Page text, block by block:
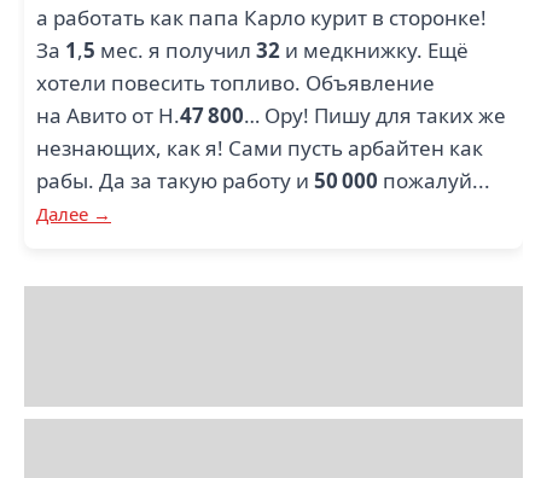
а работать как папа Карло курит в сторонке!
За 1,5 мес. я получил 32 и медкнижку. Ещё
хотели повесить топливо. Объявление
на Авито от Н.47 800… Ору! Пишу для таких же
незнающих, как я! Сами пусть арбайтен как
рабы. Да за такую работу и 50 000 пожалуй...
Далее →